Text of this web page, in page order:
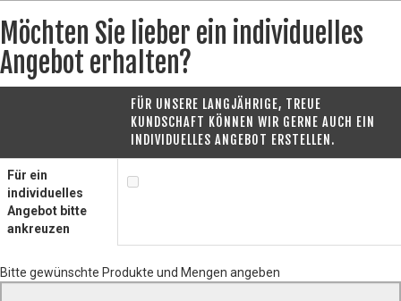
Möchten Sie lieber ein individuelles
Angebot erhalten?
FÜR UNSERE LANGJÄHRIGE, TREUE
KUNDSCHAFT KÖNNEN WIR GERNE AUCH EIN
INDIVIDUELLES ANGEBOT ERSTELLEN.
Für ein
individuelles
Angebot bitte
ankreuzen
Bitte gewünschte Produkte und Mengen angeben